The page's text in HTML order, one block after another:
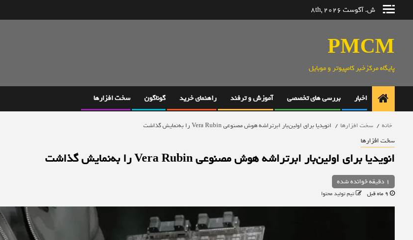
ش. آگوست 8th, 2026
PMCM
پایگاه مرکزخبر کامپیوتر و موبایل
اخبار بررسی های تخصصی آموزش و ترفند راهنمای خرید گوناگون سخت افزارها
خانه سخت افزارها انویدیا برای اولین‌بار ابرتراشه هوش مصنوعی Vera Rubin را به‌نمایش گذاشت
سخت افزارها
انویدیا برای اولین‌بار ابرتراشه هوش مصنوعی Vera Rubin را به‌نمایش گذاشت
1 دقیقه خوانده شده
تیم تولید محتوا